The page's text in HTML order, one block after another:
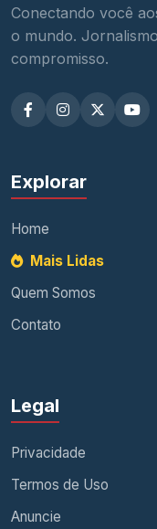
Conectando você
o mundo.
compromisso.
Explorar
Home
Mais Lidas
Quem Somos
Contato
Legal
Privacidade
Termos de Uso
Anuncie